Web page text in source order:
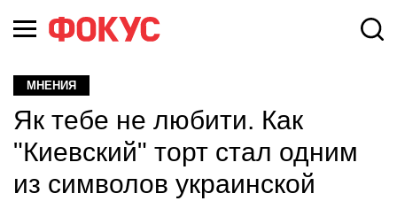
МНЕНИЯ
Як тебе не любити. Как
"Киевский" торт стал одним
из символов украинской